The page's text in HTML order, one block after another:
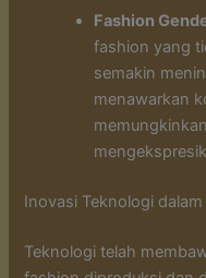
Fashion
fashion yang
semakin
menawarkan
Inovasi Teknologi
Teknologi telah